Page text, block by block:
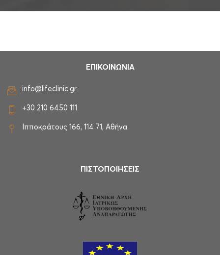
ΕΠΙΚΟΙΝΩΝΙΑ
info@lifeclinic.gr
+30 210 6450 111
Ιπποκράτους 166, 114 71, Αθήνα
ΠΙΣΤΟΠΟΙΗΣΕΙΣ